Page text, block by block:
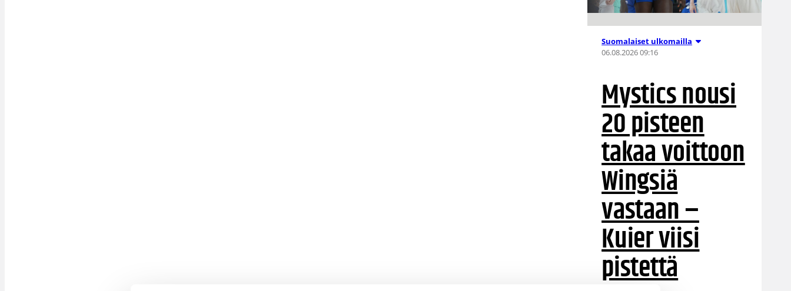
Suomalaiset ulkomailla
06.08.2026 09:16
Mystics nousi
20 pisteen
takaa voittoon
Wingsiä
vastaan –
Kuier viisi
pistettä